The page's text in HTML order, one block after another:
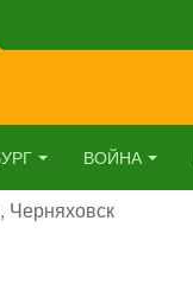
ВОЙНА
Черняховск